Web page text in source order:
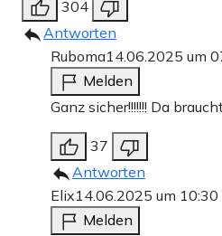
304
Antworten
Ruboma14.06.2025 um
Melden
Ganz sicher!!!!!!! Da
37
Antworten
Elix14.06.2025 um
Melden